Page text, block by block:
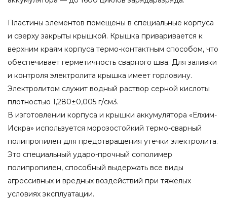
Пластины элементов помещены в специальные корпуса
и сверху закрыты крышкой. Крышка приваривается к
верхним краям корпуса термо-контактным способом, что
обеспечивает герметичность сварного шва. Для заливки
и контроля электролита крышка имеет горловину.
Электролитом служит водный раствор серной кислоты
плотностью 1,280±0,005 г/см3.
В изготовлении корпуса и крышки аккумулятора «Елхим-
Искра» используется морозостойкий термо-сварный
полипропилен для предотвращения утечки электролита.
Это специальный ударо-прочный сополимер
полипропилен, способный выдержать все виды
агрессивных и вредных воздействий при тяжёлых
условиях эксплуатации.